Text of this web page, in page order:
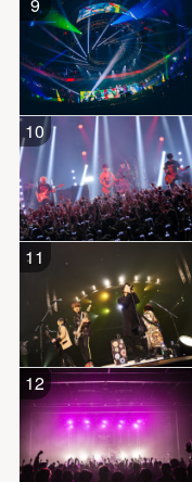
10
11
12